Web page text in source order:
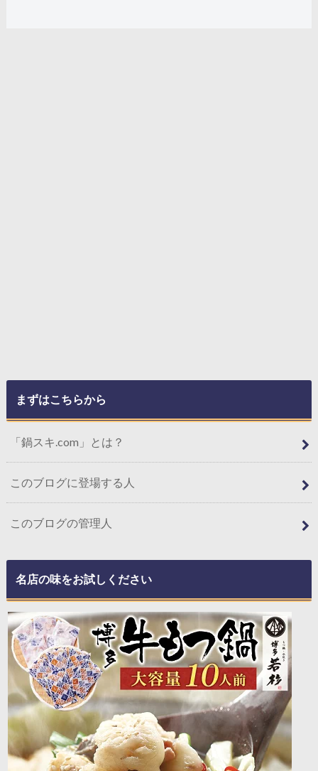
まずはこちらから
「鍋スキ.com」とは？
このブログに登場する人
このブログの管理人
名店の味をお試しください